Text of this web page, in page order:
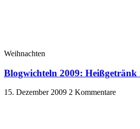
Weihnachten
Blogwichteln 2009: Heißgetränk
15. Dezember 2009 2 Kommentare